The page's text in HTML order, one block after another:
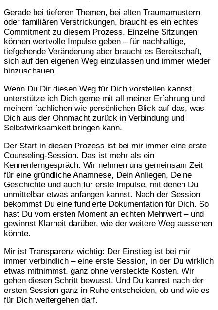
Gerade bei tieferen Themen, bei alten Traumamustern
oder familiären Verstrickungen, braucht es ein echtes
Commitment zu diesem Prozess. Einzelne Sitzungen
können wertvolle Impulse geben – für nachhaltige,
tiefgehende Veränderung aber braucht es Bereitschaft,
sich auf den eigenen Weg einzulassen und immer wieder
hinzuschauen.
Wenn Du Dir diesen Weg für Dich vorstellen kannst,
unterstütze ich Dich gerne mit all meiner Erfahrung und
meinem fachlichen wie persönlichen Blick auf das, was
Dich aus der Ohnmacht zurück in Verbindung und
Selbstwirksamkeit bringen kann.
Der Start in diesen Prozess ist bei mir immer eine erste
Counseling-Session. Das ist mehr als ein
Kennenlerngespräch: Wir nehmen uns gemeinsam Zeit
für eine gründliche Anamnese, Dein Anliegen, Deine
Geschichte und auch für erste Impulse, mit denen Du
unmittelbar etwas anfangen kannst. Nach der Session
bekommst Du eine fundierte Dokumentation für Dich. So
hast Du vom ersten Moment an echten Mehrwert – und
gewinnst Klarheit darüber, wie der weitere Weg aussehen
könnte.
Mir ist Transparenz wichtig: Der Einstieg ist bei mir
immer verbindlich – eine erste Session, in der Du wirklich
etwas mitnimmst, ganz ohne versteckte Kosten. Wir
gehen diesen Schritt bewusst. Und Du kannst nach der
ersten Session ganz in Ruhe entscheiden, ob und wie es
für Dich weitergehen darf.